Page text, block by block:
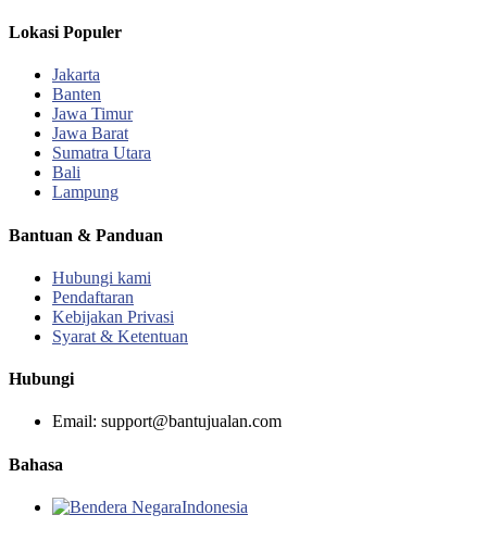
Lokasi Populer
Jakarta
Banten
Jawa Timur
Jawa Barat
Sumatra Utara
Bali
Lampung
Bantuan & Panduan
Hubungi kami
Pendaftaran
Kebijakan Privasi
Syarat & Ketentuan
Hubungi
Email: support@bantujualan.com
Bahasa
Indonesia‎